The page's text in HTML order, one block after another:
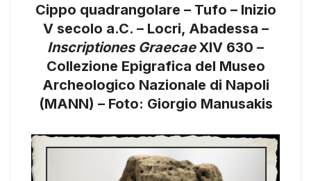
Cippo quadrangolare – Tufo – Inizio
V secolo a.C. – Locri, Abadessa –
Inscriptiones GraecaeXIV 630 –
Collezione Epigrafica del Museo
Archeologico Nazionale di Napoli
(MANN) – Foto: Giorgio Manusakis